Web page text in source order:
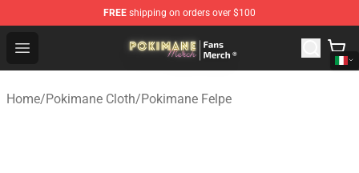
FREE shipping on orders over $100
Open menu
Pokimane Store - Official Pokimane Merchandise Shop
Home/Pokimane Cloth/Pokimane Felpe